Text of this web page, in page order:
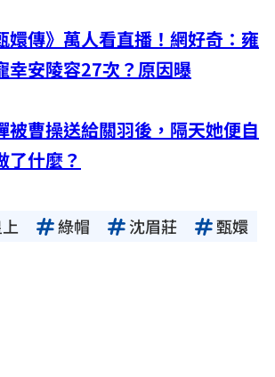
嬛傳》萬人看直播！網好奇：雍
幸安陵容27次？原因曝
被曹操送給關羽後，​​隔天她便自
了什麼？
綠帽 沈眉莊
甄嬛